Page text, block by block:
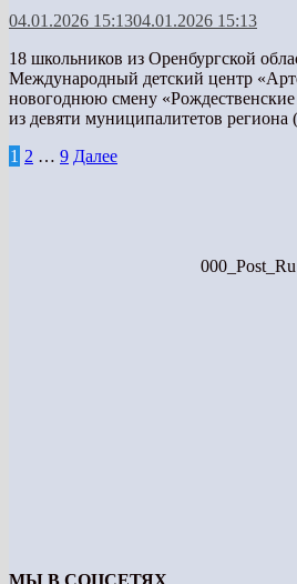
04.01.2026 15:1304.01.2026 15:13
18 школьников из Оренбургской
Международный детский центр
новогоднюю смену «Рождественские
из девяти муниципалитетов
Навигация
1 2 … 9 Далее
000_Post_Ru
МЫ В СОЦСЕТЯХ